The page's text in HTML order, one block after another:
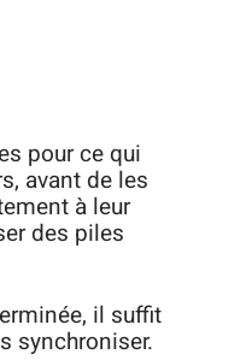
pour ce qui
avant de les
à leur
des piles
il suffit
synchroniser.